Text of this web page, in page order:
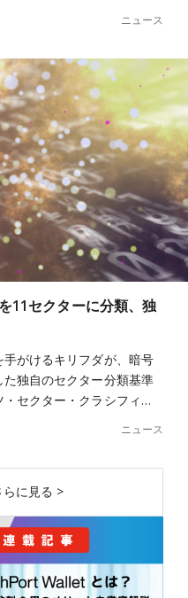
ニュース
11セクターに分類、独
がけるキリフダが、暗号
独自のセクター分類基準
・セクター・クラシフィ…
ニュース
に見る >